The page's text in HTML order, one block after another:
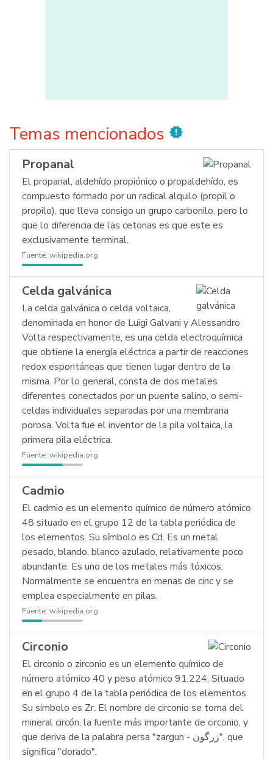
Temas mencionados new_releases
Propanal
El propanal, aldehído propiónico o propaldehído, es
compuesto formado por un radical alquilo (propil o
propilo), que lleva consigo un grupo carbonilo, pero lo
que lo diferencia de las cetonas es que este es
exclusivamente terminal.
Fuente: wikipedia.org
Celda galvánica
La celda galvánica o celda voltaica,
denominada en honor de Luigi Galvani y Alessandro
Volta respectivamente, es una celda electroquímica
que obtiene la energía eléctrica a partir de reacciones
redox espontáneas que tienen lugar dentro de la
misma. Por lo general, consta de dos metales
diferentes conectados por un puente salino, o semi-
celdas individuales separadas por una membrana
porosa. Volta fue el inventor de la pila voltaica, la
primera pila eléctrica.
Fuente: wikipedia.org
Cadmio
El cadmio es un elemento químico de número atómico
48 situado en el grupo 12 de la tabla periódica de
los elementos. Su símbolo es Cd. Es un metal
pesado, blando, blanco azulado, relativamente poco
abundante. Es uno de los metales más tóxicos.
Normalmente se encuentra en menas de cinc y se
emplea especialmente en pilas.
Fuente: wikipedia.org
Circonio
El circonio o zirconio es un elemento químico de
número atómico 40 y peso atómico 91.224. Situado
en el grupo 4 de la tabla periódica de los elementos.
Su símbolo es Zr. El nombre de circonio se toma del
mineral circón, la fuente más importante de circonio, y
que deriva de la palabra persa "zargun - زرگون", que
significa "dorado".